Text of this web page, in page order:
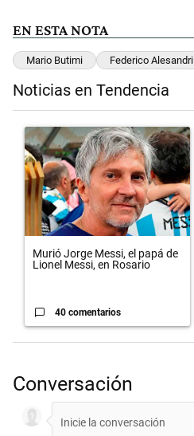
EN ESTA NOTA
Mario Butimi Federico
Noticias en Tendencia
Un artículo de tendencia con el
Murió Jorge Messi, el papá de
Lionel Messi, en Rosario
40 comentarios
Conversación